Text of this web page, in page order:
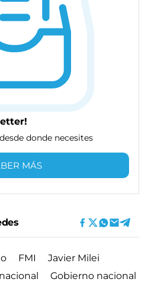
donde necesites
MÁS
FMI
Javier Milei
Gobierno nacional